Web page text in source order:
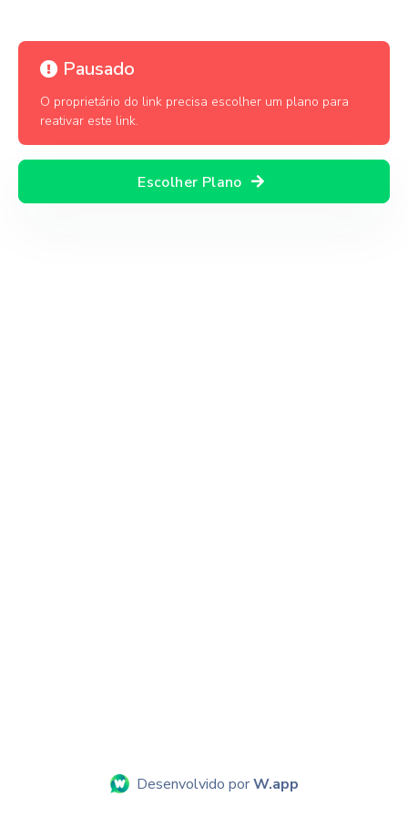
Pausado
O proprietário do link precisa escolher um plano para
reativar este link.
Escolher Plano
Desenvolvido porW.app